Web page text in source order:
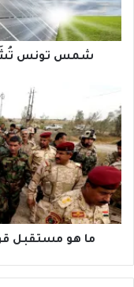
أوروبا!
شمس تونس
هو
مستقبل
قوات
"الحشد
الشعبي"
في
العراق؟
ما هو مستقبل